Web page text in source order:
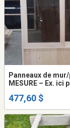
Panneaux de
MESURE – Ex. ici
477,60 $